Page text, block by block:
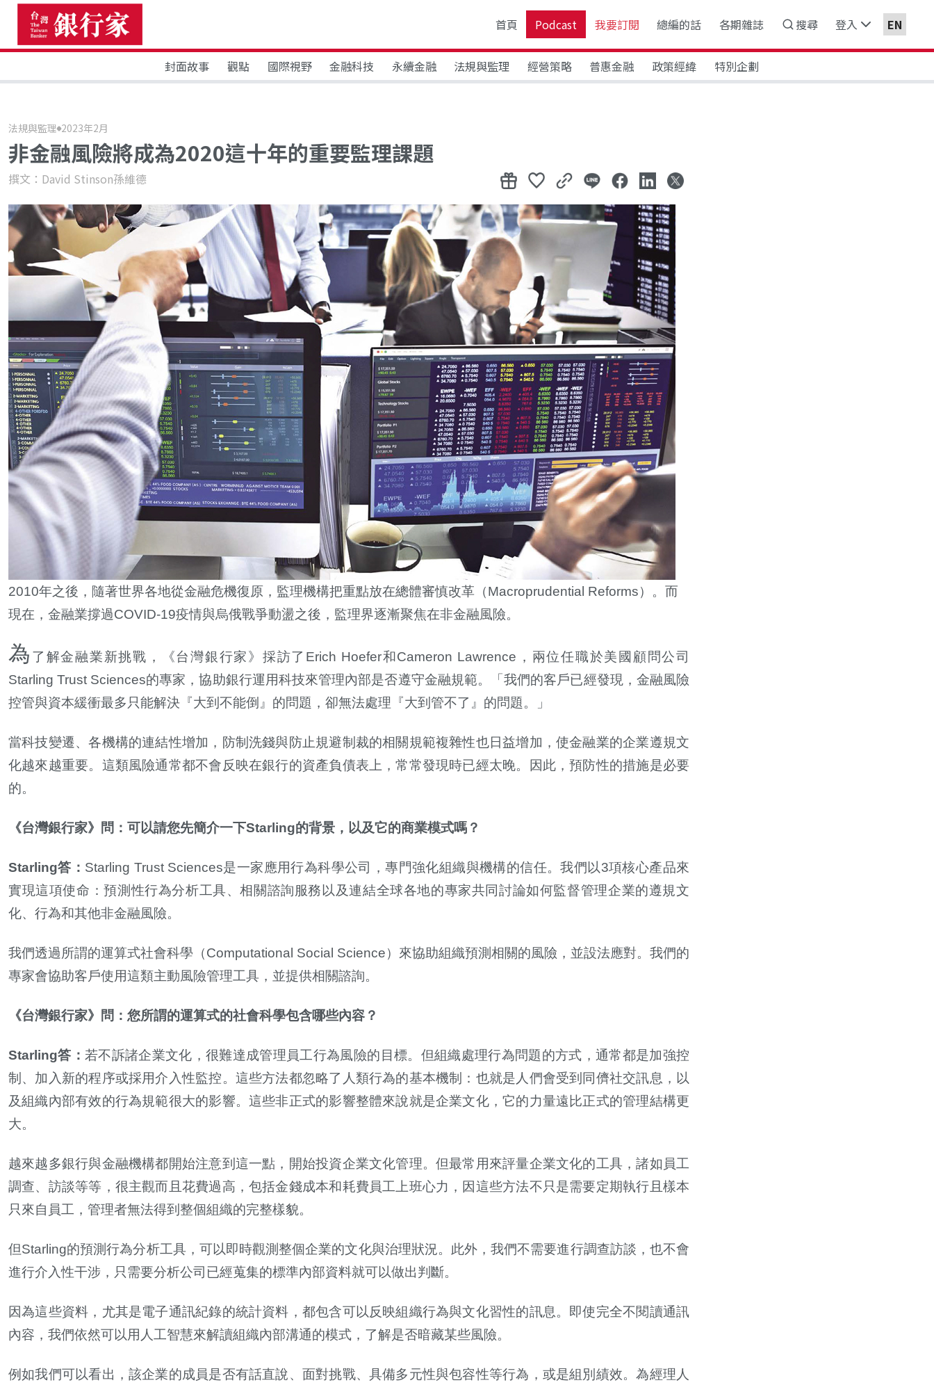
首頁 Podcast 我要訂閱 總編的話 各期雜誌 搜尋 登入 EN
封面故事 觀點 國際視野 金融科技 永續金融 法規與監理 經營策略 普惠金融 政策經緯 特別企劃
法規與監理 2023年2月
非金融風險將成為2020這十年的重要監理課題
撰文：David Stinson孫維德
2010年之後，隨著世界各地從金融危機復原，監理機構把重點放在總體審慎改革（Macroprudential Reforms）。而
現在，金融業撐過COVID-19疫情與烏俄戰爭動盪之後，監理界逐漸聚焦在非金融風險。
為 了解金融業新挑戰，《台灣銀行家》採訪了 Erich Hoefer和Cameron Lawrence ，兩位任職於美國顧問公司
Starling Trust Sciences的專家，協助銀行運用科技來管理內部是否遵守金融規範。「我們的客戶已經發現，金融風險
控管與資本緩衝最多只能解決『大到不能倒』的問題，卻無法處理『大到管不了』的問題。」
當科技變遷、各機構的連結性增加，防制洗錢與防止規避制裁的相關規範複雜性也日益增加，使金融業的企業遵規文
化越來越重要。這類風險通常都不會反映在銀行的資產負債表上，常常發現時已經太晚。因此，預防性的措施是必要
的。
《台灣銀行家》問：可以請您先簡介一下Starling的背景，以及它的商業模式嗎？
Starling答： Starling Trust Sciences是一家應用行為科學公司，專門強化組織與機構的信任。我們以3項核心產品來
實現這項使命：預測性行為分析工具、相關諮詢服務以及連結全球各地的專家共同討論如何監督管理企業的遵規文
化、行為和其他非金融風險。
我們透過所謂的運算式社會科學（Computational Social Science）來協助組織預測相關的風險，並設法應對。我們的
專家會協助客戶使用這類主動風險管理工具，並提供相關諮詢。
《台灣銀行家》問：您所謂的運算式的社會科學包含哪些內容？
Starling答： 若不訴諸企業文化，很難達成管理員工行為風險的目標。但組織處理行為問題的方式，通常都是加強控
制、加入新的程序或採用介入性監控。這些方法都忽略了人類行為的基本機制：也就是人們會受到同儕社交訊息，以
及組織內部有效的行為規範很大的影響。這些非正式的影響整體來說就是企業文化，它的力量遠比正式的管理結構更
大。
越來越多銀行與金融機構都開始注意到這一點，開始投資企業文化管理。但最常用來評量企業文化的工具，諸如員工
調查、訪談等等，很主觀而且花費過高，包括金錢成本和耗費員工上班心力，因這些方法不只是需要定期執行且樣本
只來自員工，管理者無法得到整個組織的完整樣貌。
但Starling的預測行為分析工具，可以即時觀測整個企業的文化與治理狀況。此外，我們不需要進行調查訪談，也不會
進行介入性干涉，只需要分析公司已經蒐集的標準內部資料就可以做出判斷。
因為這些資料，尤其是電子通訊紀錄的統計資料，都包含可以反映組織行為與文化習性的訊息。即使完全不閱讀通訊
內容，我們依然可以用人工智慧來解讀組織內部溝通的模式，了解是否暗藏某些風險。
例如我們可以看出，該企業的成員是否有話直說、面對挑戰、具備多元性與包容性等行為，或是組別績效。為經理人